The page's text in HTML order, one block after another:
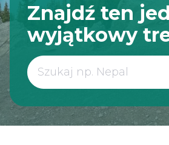
Znajdź ten
wyjątkowy